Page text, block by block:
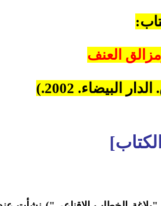
العنف
البيضاء. 2002.)